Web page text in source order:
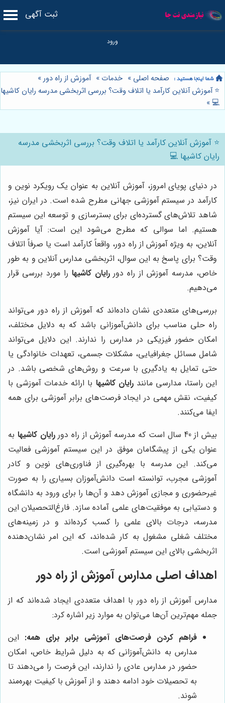
ثبت آگهی
صفحه اصلی » خدمات » آموزش از راه دور»
⭐️ آموزش آنلاین کارآمد یا اتلاف وقت؟ بررسی اثربخشی مدرسه رایان کاشیها
💻
»
⭐️ آموزش آنلاین کارآمد یا اتلاف وقت؟ بررسی اثربخشی مدرسه
رایان کاشیها 💻
در دنیای پویای امروز، آموزش آنلاین به عنوان یک رویکرد نوین و
کارآمد در سیستم آموزشی جهانی مطرح شده است. در ایران نیز،
شاهد تلاش‌های گسترده‌ای برای بسترسازی و توسعه این سیستم
هستیم. اما سوالی که مطرح می‌شود این است: آیا آموزش
آنلاین، به ویژه آموزش از راه دور، واقعاً کارآمد است یا صرفاً اتلاف
وقت؟ برای پاسخ به این سوال، اثربخشی مدارس آنلاین و به طور
خاص، مدرسه آموزش از راه دوررایان کاشیها را مورد بررسی قرار
می‌دهیم.
بررسی‌های متعددی نشان داده‌اند که آموزش از راه دور می‌تواند
راه حلی مناسب برای دانش‌آموزانی باشد که به دلایل مختلف،
امکان حضور فیزیکی در مدارس را ندارند. این دلایل می‌تواند
شامل مسائل جغرافیایی، مشکلات جسمی، تعهدات خانوادگی یا
حتی تمایل به یادگیری با سرعت و روش‌های شخصی باشد. در
این راستا، مدارسی مانندرایان کاشیها با ارائه خدمات آموزشی با
کیفیت، نقش مهمی در ایجاد فرصت‌های برابر آموزشی برای همه
ایفا می‌کنند.
بیش از 40 سال است که مدرسه آموزش از راه دور
رایان کاشیها به
عنوان یکی از پیشگامان موفق در این سیستم آموزشی فعالیت
می‌کند. این مدرسه با بهره‌گیری از فناوری‌های نوین و کادر
آموزشی مجرب، توانسته است دانش‌آموزان بسیاری را به صورت
غیرحضوری و مجازی آموزش دهد و آن‌ها را برای ورود به دانشگاه
و دستیابی به موفقیت‌های علمی آماده سازد. فارغ‌التحصیلان این
مدرسه، درجات بالای علمی را کسب کرده‌اند و در زمینه‌های
مختلف شغلی مشغول به کار شده‌اند، که این امر نشان‌دهنده
اثربخشی بالای این سیستم آموزشی است.
اهداف اصلی مدارس آموزش از راه دور
مدارس آموزش از راه دور با اهداف متعددی ایجاد شده‌اند که از
جمله مهم‌ترین آن‌ها می‌توان به موارد زیر اشاره کرد:
فراهم کردن فرصت‌های آموزشی برابر برای همه: این
مدارس به دانش‌آموزانی که به دلیل شرایط خاص، امکان
حضور در مدارس عادی را ندارند، این فرصت را می‌دهند تا
به تحصیلات خود ادامه دهند و از آموزش با کیفیت بهره‌مند
شوند.